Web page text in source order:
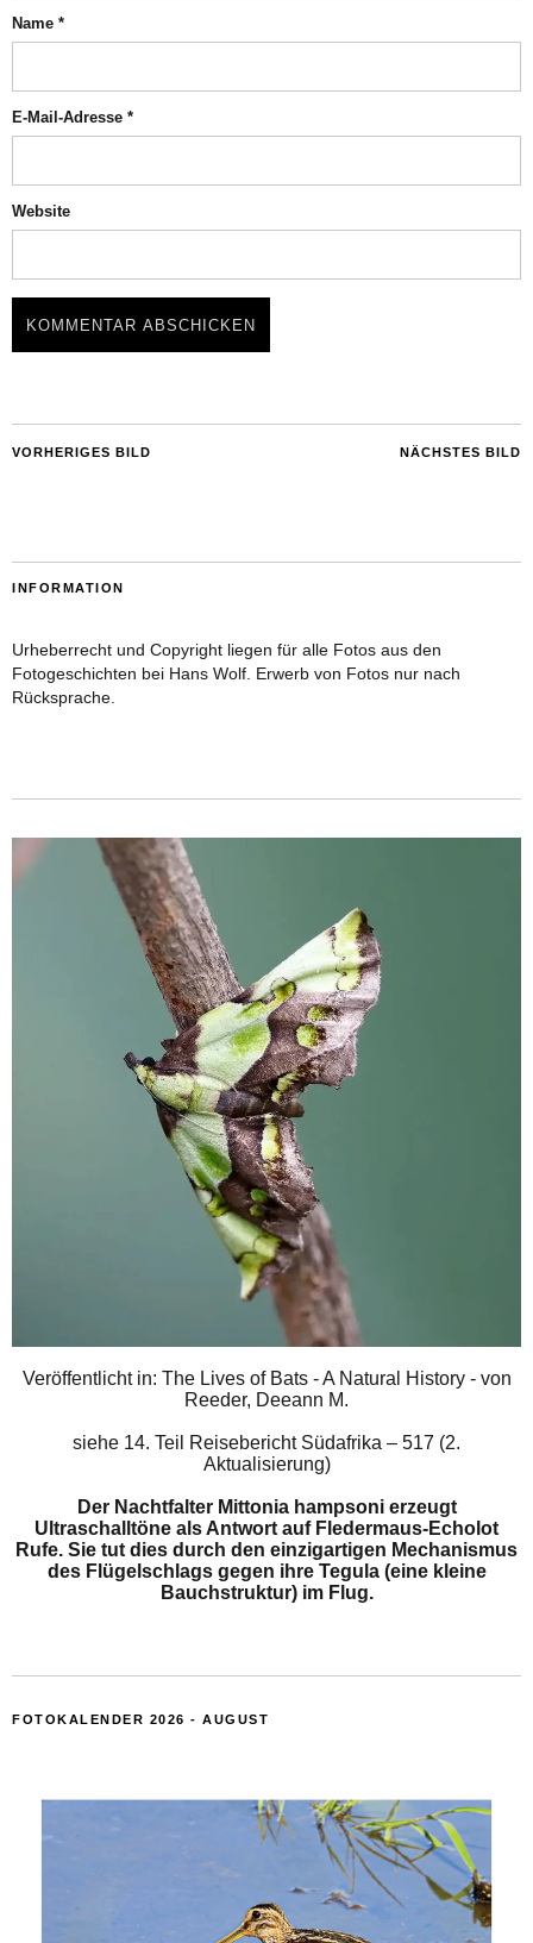
Name *
E-Mail-Adresse *
Website
NÄCHSTES BILD
VORHERIGES BILD
INFORMATION
Urheberrecht und Copyright liegen für alle Fotos aus den
Fotogeschichten bei Hans Wolf. Erwerb von Fotos nur nach
Rücksprache.
Veröffentlicht in: The Lives of Bats - A Natural History - von
Reeder, Deeann M.
siehe 14. Teil Reisebericht Südafrika – 517 (2.
Aktualisierung)
Der Nachtfalter Mittonia hampsoni erzeugt
Ultraschalltöne als Antwort auf Fledermaus-Echolot
Rufe. Sie tut dies durch den einzigartigen Mechanismus
des Flügelschlags gegen ihre Tegula (eine kleine
Bauchstruktur) im Flug.
FOTOKALENDER 2026 - AUGUST